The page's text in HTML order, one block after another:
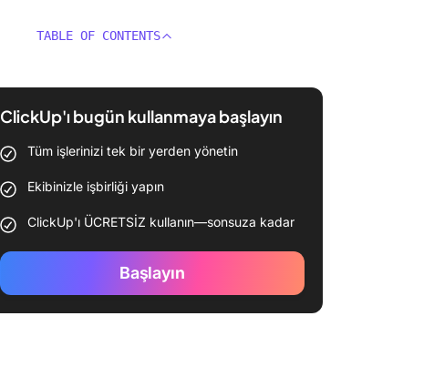
TABLE OF CONTENTS
ClickUp'ı bugün kullanmaya başlayın
Tüm işlerinizi tek bir yerden yönetin
Ekibinizle işbirliği yapın
ClickUp'ı ÜCRETSİZ kullanın—sonsuza kadar
Başlayın